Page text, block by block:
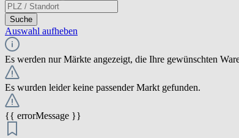
Suche
Auswahl aufheben
Es werden nur Märkte angezeigt, die Ihre gewünschten
Es wurden leider keine passender Markt gefunden.
{{ errorMessage }}